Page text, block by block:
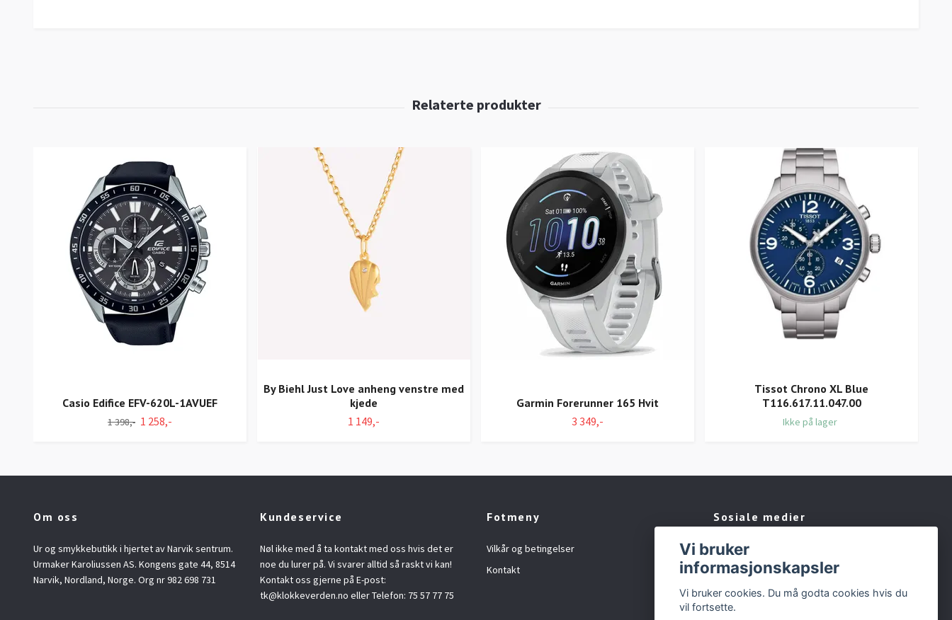
Casio Edifice EFV-620L-1AVUEF
1 398,- 1 258,-
By Biehl Just Love anheng venstre med
kjede
1 149,-
Garmin Forerunner 165 Hvit
3 349,-
Tissot Chrono XL Blue
T116.617.11.047.00
Ikke på lager
Om oss
Ur og smykkebutikk i hjertet av Narvik sentrum.
Urmaker Karoliussen AS. Kongens gate 44, 8514
Narvik, Nordland, Norge. Org nr 982 698 731
Kundeservice
Nøl ikke med å ta kontakt med oss hvis det er
noe du lurer på. Vi svarer alltid så raskt vi kan!
Kontakt oss gjerne på E-post:
tk@klokkeverden.no eller Telefon: 75 57 77 75
Fotmeny
Vilkår og betingelser
Kontakt
Sosiale medier
Facebook
Instagram
Vi bruker
informasjonskapsler
Vi bruker cookies. Du må godta cookies hvis du
vil fortsette.